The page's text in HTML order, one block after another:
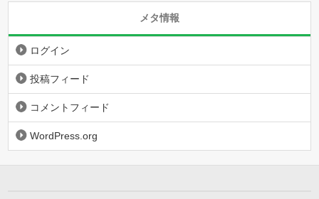
メタ情報
ログイン
投稿フィード
コメントフィード
WordPress.org